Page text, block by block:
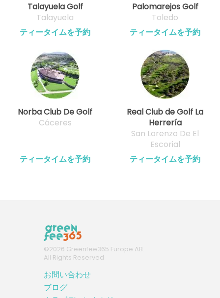
Talayuela Golf
Talayuela
ティータイムを予約
Palomarejos Golf
Toledo
ティータイムを予約
Norba Club De Golf
Cáceres
ティータイムを予約
Real Club de Golf La
Herrería
San Lorenzo De El
Escorial
ティータイムを予約
©2026 Greenfee365 Europe AB.
All Rights Reserved
お問い合わせ
ブログ